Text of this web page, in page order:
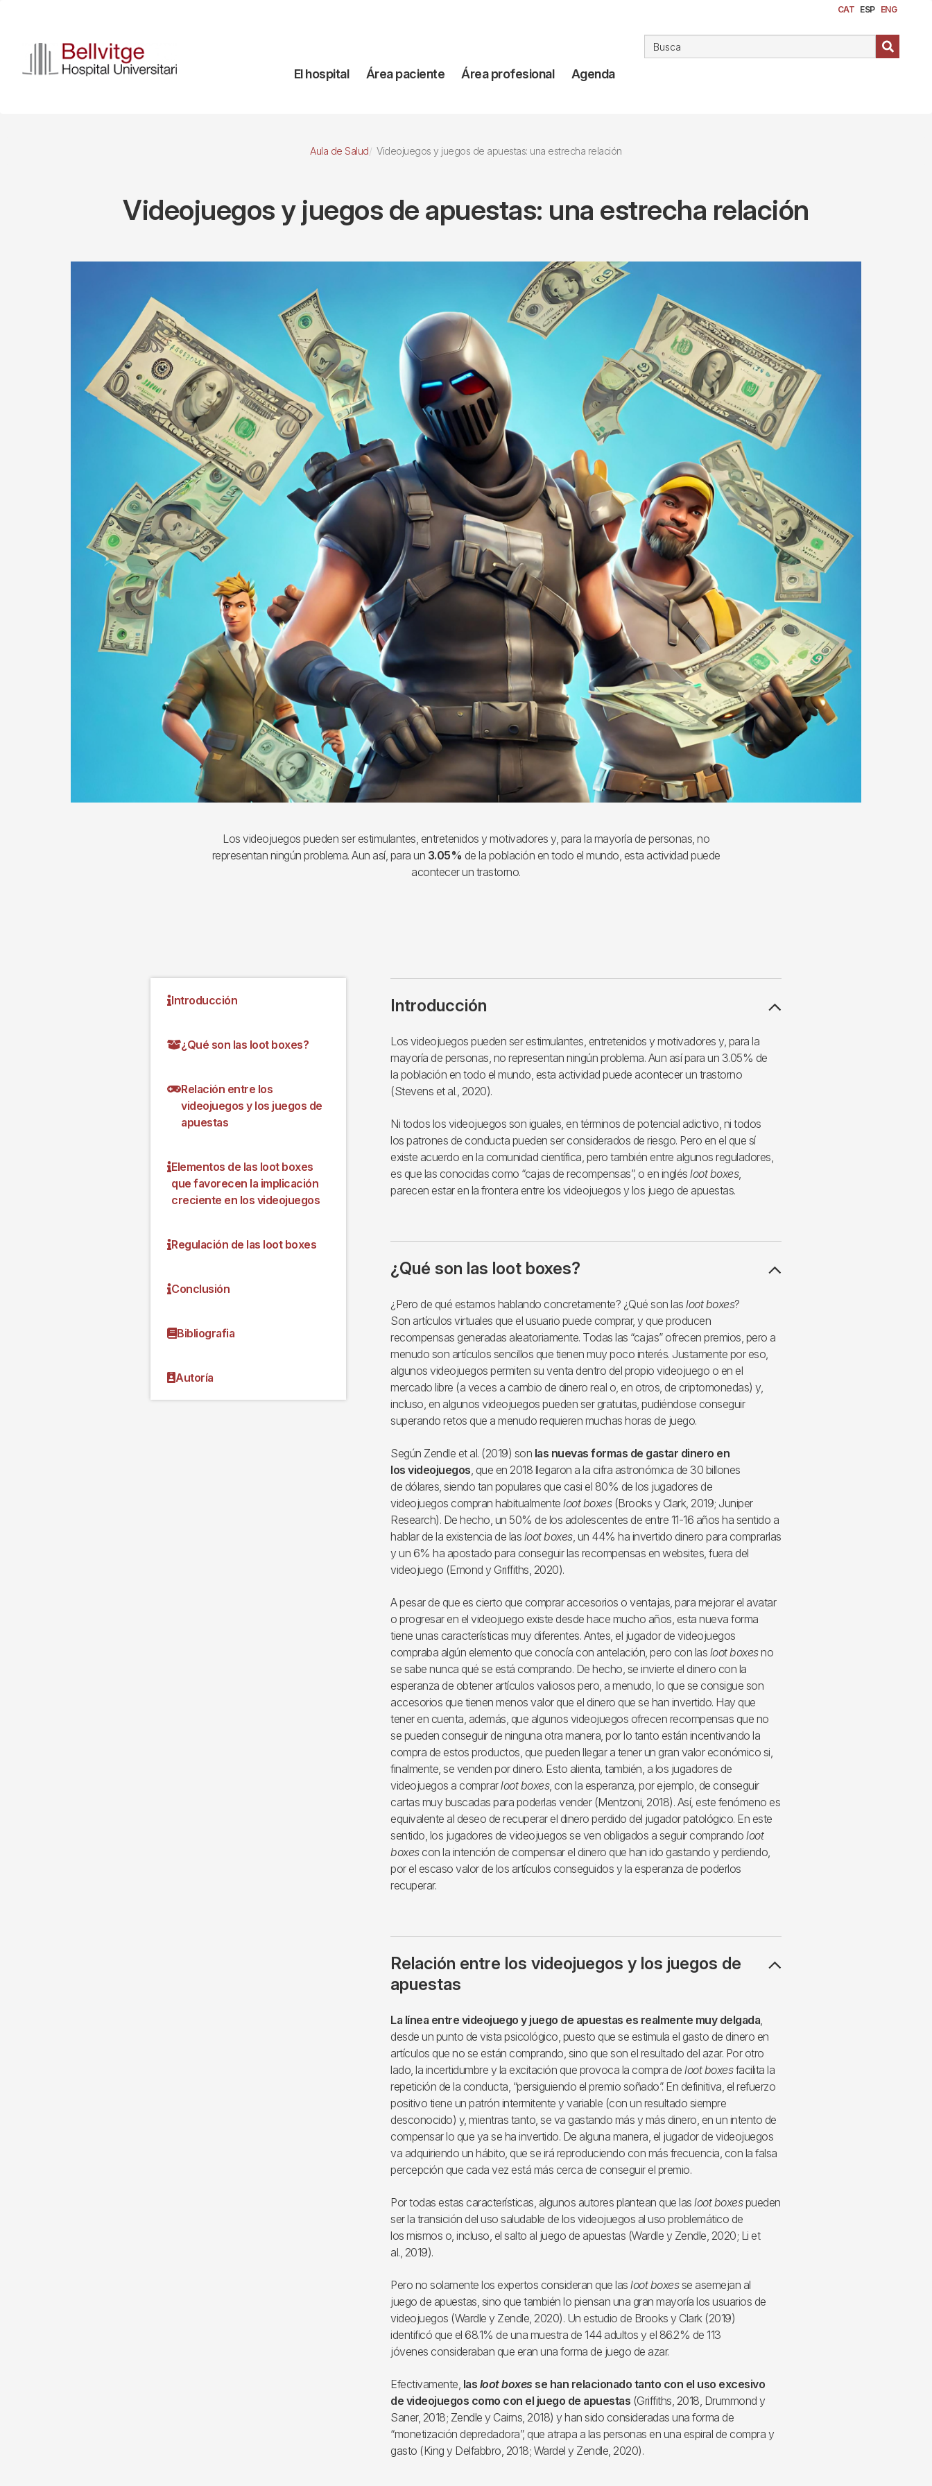
contenido
principal
CAT ESP ENG
Navegación
El hospital Área paciente Área profesional Agenda
Aula de Salud Videojuegos y juegos de apuestas: una estrecha relación
Videojuegos y juegos de apuestas: una estrecha relación
Los videojuegos pueden ser estimulantes, entretenidos y motivadores y, para la mayoría de personas, no
representan ningún problema. Aun así, para un 3.05% de la población en todo el mundo, esta actividad puede
acontecer un trastorno.
Introducción
¿Qué son las loot boxes?
Relación entre los
videojuegos y los juegos de
apuestas
Elementos de las loot boxes
que favorecen la implicación
creciente en los videojuegos
Regulación de las loot boxes
Conclusión
Bibliografia
Autoría
Introducción
Los videojuegos pueden ser estimulantes, entretenidos y motivadores y, para la
mayoría de personas, no representan ningún problema. Aun así para un 3.05% de
la población en todo el mundo, esta actividad puede acontecer un trastorno
(Stevens et al., 2020).
Ni todos los videojuegos son iguales, en términos de potencial adictivo, ni todos
los patrones de conducta pueden ser considerados de riesgo. Pero en el que sí
existe acuerdo en la comunidad científica, pero también entre algunos reguladores,
es que las conocidas como “cajas de recompensas”, o en inglés loot boxes,
parecen estar en la frontera entre los videojuegos y los juego de apuestas.
¿Qué son las loot boxes?
¿Pero de qué estamos hablando concretamente? ¿Qué son las loot boxes?
Son artículos virtuales que el usuario puede comprar, y que producen
recompensas generadas aleatoriamente. Todas las “cajas” ofrecen premios, pero a
menudo son artículos sencillos que tienen muy poco interés. Justamente por eso,
algunos videojuegos permiten su venta dentro del propio videojuego o en el
mercado libre (a veces a cambio de dinero real o, en otros, de criptomonedas) y,
incluso, en algunos videojuegos pueden ser gratuitas, pudiéndose conseguir
superando retos que a menudo requieren muchas horas de juego.
Según Zendle et al. (2019) son las nuevas formas de gastar dinero en
los videojuegos, que en 2018 llegaron a la cifra astronómica de 30 billones
de dólares, siendo tan populares que casi el 80% de los jugadores de
videojuegos compran habitualmente loot boxes(Brooks y Clark, 2019; Juniper
Research). De hecho, un 50% de los adolescentes de entre 11-16 años ha sentido a
hablar de la existencia de las loot boxes, un 44% ha invertido dinero para comprarlas
y un 6% ha apostado para conseguir las recompensas en websites, fuera del
videojuego (Emond y Griffiths, 2020).
A pesar de que es cierto que comprar accesorios o ventajas, para mejorar el avatar
o progresar en el videojuego existe desde hace mucho años, esta nueva forma
tiene unas características muy diferentes. Antes, el jugador de videojuegos
compraba algún elemento que conocía con antelación, pero con las loot boxesno
se sabe nunca qué se está comprando. De hecho, se invierte el dinero con la
esperanza de obtener artículos valiosos pero, a menudo, lo que se consigue son
accesorios que tienen menos valor que el dinero que se han invertido. Hay que
tener en cuenta, además, que algunos videojuegos ofrecen recompensas que no
se pueden conseguir de ninguna otra manera, por lo tanto están incentivando la
compra de estos productos, que pueden llegar a tener un gran valor económico si,
finalmente, se venden por dinero. Esto alienta, también, a los jugadores de
videojuegos a comprarloot boxes, con la esperanza, por ejemplo, de conseguir
cartas muy buscadas para poderlas vender (Mentzoni, 2018). Así, este fenómeno es
equivalente al deseo de recuperar el dinero perdido del jugador patológico. En este
sentido, los jugadores de videojuegos se ven obligados a seguir comprando loot
boxescon la intención de compensar el dinero que han ido gastando y perdiendo,
por el escaso valor de los artículos conseguidos y la esperanza de poderlos
recuperar.
Relación entre los videojuegos y los juegos de
apuestas
La línea entre videojuego y juego de apuestas es realmente muy delgada,
desde un punto de vista psicológico, puesto que se estimula el gasto de dinero en
artículos que no se están comprando, sino que son el resultado del azar. Por otro
lado, la incertidumbre y la excitación que provoca la compra de loot boxesfacilita la
repetición de la conducta, “persiguiendo el premio soñado”. En definitiva, el refuerzo
positivo tiene un patrón intermitente y variable (con un resultado siempre
desconocido) y, mientras tanto, se va gastando más y más dinero, en un intento de
compensar lo que ya se ha invertido. De alguna manera, el jugador de videojuegos
va adquiriendo un hábito, que se irá reproduciendo con más frecuencia, con la falsa
percepción que cada vez está más cerca de conseguir el premio.
Por todas estas características, algunos autores plantean que las loot boxespueden
ser la transición del uso saludable de los videojuegos al uso problemático de
los mismos o, incluso, el salto al juego de apuestas (Wardle y Zendle, 2020; Li et
al., 2019).
Pero no solamente los expertos consideran que las loot boxesse asemejan al
juego de apuestas, sino que también lo piensan una gran mayoría los usuarios de
videojuegos (Wardle y Zendle, 2020). Un estudio de Brooks y Clark (2019)
identificó que el 68.1% de una muestra de 144 adultos y el 86.2% de 113
jóvenes consideraban que eran una forma de juego de azar.
Efectivamente, las loot boxes se han relacionado tanto con el uso excesivo
de videojuegos como con el juego de apuestas (Griffiths, 2018, Drummond y
Saner, 2018; Zendle y Cairns, 2018) y han sido consideradas una forma de
“monetización depredadora”, que atrapa a las personas en una espiral de compra y
gasto (King y Delfabbro, 2018; Wardel y Zendle, 2020).